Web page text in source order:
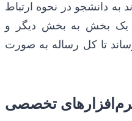
دانشجو در نحوه ارتباط
یک بخش به بخش دیگر و
تا کل رساله به صورت
تخصصی